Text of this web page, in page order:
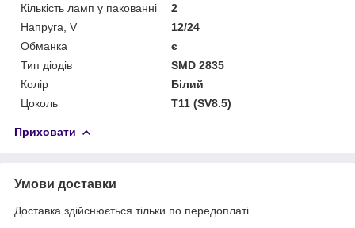
Кількість ламп у пакованні
2
Напруга, V
12/24
Обманка
є
Тип діодів
SMD 2835
Колір
Білий
Цоколь
T11 (SV8.5)
Приховати
Умови доставки
Доставка здійснюється тільки по передоплаті.